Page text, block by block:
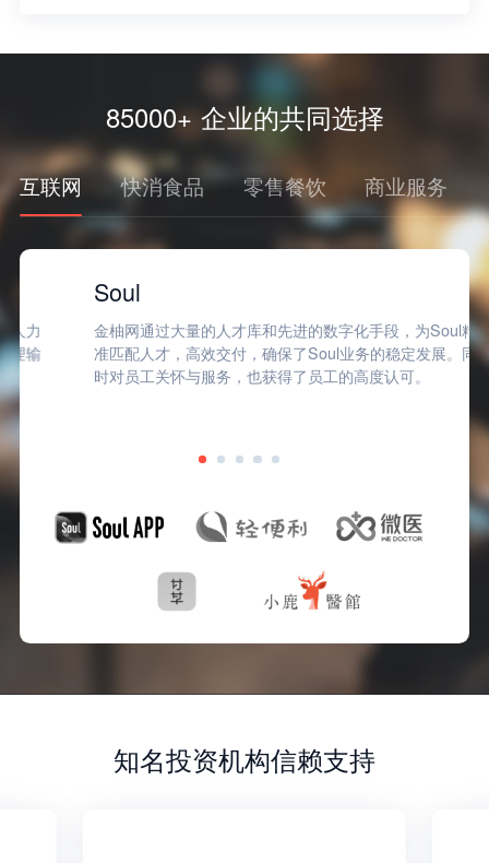
85000+ 企业的共同选择
互联网 快消食品 零售餐饮 商业服务
金柚网通过大量的人才库和先进的数字化手段，为Soul精
准匹配人才，高效交付，确保了Soul业务的稳定发展。同
时对员工关怀与服务，也获得了员工的高度认可。
知名投资机构信赖支持